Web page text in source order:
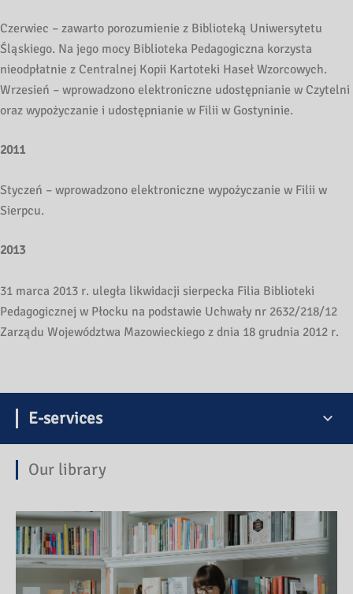
Czerwiec – zawarto porozumienie z Biblioteką Uniwersytetu
Śląskiego. Na jego mocy Biblioteka Pedagogiczna korzysta
nieodpłatnie z Centralnej Kopii Kartoteki Haseł Wzorcowych.
Wrzesień – wprowadzono elektroniczne udostępnianie w Czytelni
oraz wypożyczanie i udostępnianie w Filii w Gostyninie.
2011
Styczeń – wprowadzono elektroniczne wypożyczanie w Filii w
Sierpcu.
2013
31 marca 2013 r. uległa likwidacji sierpecka Filia Biblioteki
Pedagogicznej w Płocku na podstawie Uchwały nr 2632/218/12
Zarządu Województwa Mazowieckiego z dnia 18 grudnia 2012 r.
E-services
Our library